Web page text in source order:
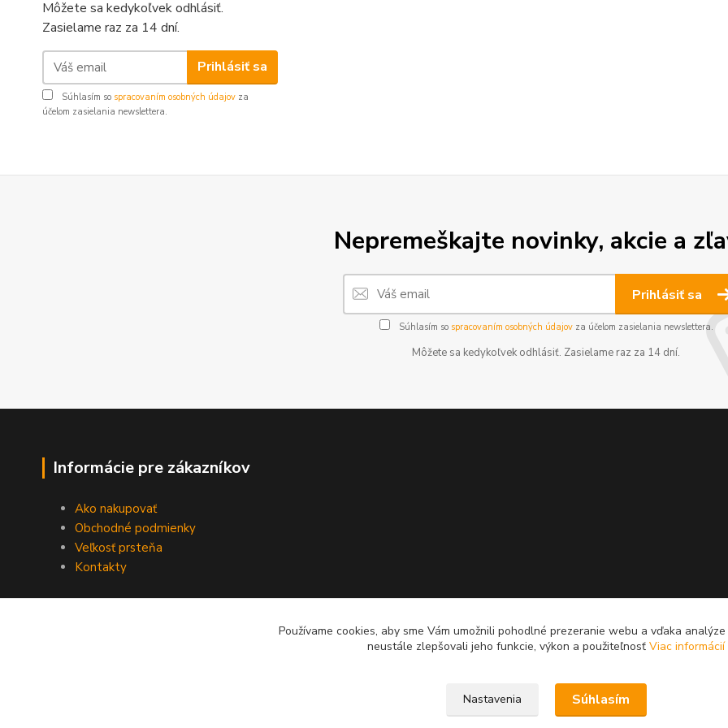
Môžete sa kedykoľvek odhlásiť.
Zasielame raz za 14 dní.
Prihlásiť sa
Súhlasím so spracovaním osobných údajov za
účelom zasielania newslettera.
Nepremeškajte novinky, akcie a
Prihlásiť sa
Súhlasím so spracovaním osobných údajovza účelom zasielania newslettera.
Môžete sa kedykoľvek odhlásiť. Zasielame raz za 14 dní.
Informácie pre zákazníkov
Ako nakupovať
Obchodné podmienky
Veľkosť prsteňa
Kontakty
Používame cookies, aby sme Vám umožnili pohodlné prezeranie webu a vďaka
neustále zlepšovali jeho funkcie, výkon a použiteľnosť Viac informácií
Nastavenia Súhlasím